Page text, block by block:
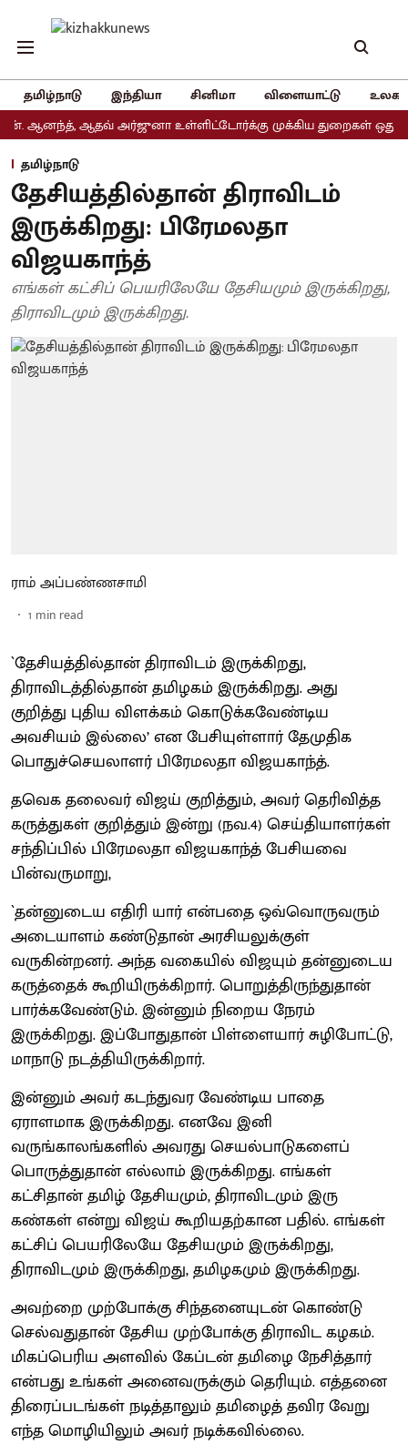
தமிழ்நாடு இந்தியா சினிமா விளையாட்டு
ஆதவ் அர்ஜுனா உள்ளிட்டோர்க்கு முக்கிய துறைகள் ஒதுக்கீடு
தமிழ்நாடு
தேசியத்தில்தான் திராவிடம்
இருக்கிறது: பிரேமலதா
விஜயகாந்த்
எங்கள் கட்சிப் பெயரிலேயே தேசியமும் இருக்கிறது,
திராவிடமும் இருக்கிறது.
ராம் அப்பண்ணசாமி
1 min read
`தேசியத்தில்தான் திராவிடம் இருக்கிறது,
திராவிடத்தில்தான் தமிழகம் இருக்கிறது. அது
குறித்து புதிய விளக்கம் கொடுக்கவேண்டிய
அவசியம் இல்லை’ என பேசியுள்ளார் தேமுதிக
பொதுச்செயலாளர் பிரேமலதா விஜயகாந்த்.
தவெக தலைவர் விஜய் குறித்தும், அவர் தெரிவித்த
கருத்துகள் குறித்தும் இன்று (நவ.4) செய்தியாளர்கள்
சந்திப்பில் பிரேமலதா விஜயகாந்த் பேசியவை
பின்வருமாறு,
`தன்னுடைய எதிரி யார் என்பதை ஒவ்வொருவரும்
அடையாளம் கண்டுதான் அரசியலுக்குள்
வருகின்றனர். அந்த வகையில் விஜயும் தன்னுடைய
கருத்தைக் கூறியிருக்கிறார். பொறுத்திருந்துதான்
பார்க்கவேண்டும். இன்னும் நிறைய நேரம்
இருக்கிறது. இப்போதுதான் பிள்ளையார் சுழிபோட்டு,
மாநாடு நடத்தியிருக்கிறார்.
இன்னும் அவர் கடந்துவர வேண்டிய பாதை
ஏராளமாக இருக்கிறது. எனவே இனி
வருங்காலங்களில் அவரது செயல்பாடுகளைப்
பொருத்துதான் எல்லாம் இருக்கிறது. எங்கள்
கட்சிதான் தமிழ் தேசியமும், திராவிடமும் இரு
கண்கள் என்று விஜய் கூறியதற்கான பதில். எங்கள்
கட்சிப் பெயரிலேயே தேசியமும் இருக்கிறது,
திராவிடமும் இருக்கிறது, தமிழகமும் இருக்கிறது.
அவற்றை முற்போக்கு சிந்தனையுடன் கொண்டு
செல்வதுதான் தேசிய முற்போக்கு திராவிட கழகம்.
மிகப்பெரிய அளவில் கேப்டன் தமிழை நேசித்தார்
என்பது உங்கள் அனைவருக்கும் தெரியும். எத்தனை
திரைப்படங்கள் நடித்தாலும் தமிழைத் தவிர வேறு
எந்த மொழியிலும் அவர் நடிக்கவில்லை.